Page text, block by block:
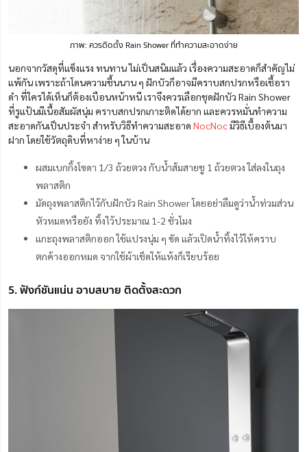
ภาพ: ควรติดตั้ง Rain Shower ที่ทำความสะอาดง่าย
นอกจากวัสดุที่แข็งแรง ทนทาน ไม่เป็นสนิมแล้ว เรื่องความสะอาดก็สำคัญไม่
แพ้กัน เพราะถ้าโดนความชื้นนาน ๆ ฝักบัวก็อาจมีคราบสกปรกหรือเชื้อรา
ดำ ที่ใครได้เห็นก็ต้องเบือนหน้าหนี เราจึงควรเลือกชุดฝักบัว Rain Shower
ที่รูแป้นมีเนื้อสัมผัสนุ่ม คราบสกปรกเกาะติดได้ยาก และควรหมั่นทำความ
สะอาดกันเป็นประจำ สำหรับวิธีทำความสะอาด NocNocมีวิธีเบื้องต้นมา
ฝาก โดยใช้วัตถุดิบที่หาง่าย ๆ ในบ้าน
ผสมเบกกิ้งโซดา 1/3 ถ้วยตวง กับน้ำส้มสายชู 1 ถ้วยตวง ใส่ลงในถุง
พลาสติก
มัดถุงพลาสติกไว้กับฝักบัว Rain Shower โดยอย่าลืมดูว่าน้ำท่วมส่วน
หัวหมดหรือยัง ทิ้งไว้ประมาณ 1-2 ชั่วโมง
แกะถุงพลาสติกออก ใช้แปรงนุ่ม ๆ ขัด แล้วเปิดน้ำทิ้งไว้ให้คราบ
ตกค้างออกหมด จากใช้ผ้าเช็ดให้แห้งก็เรียบร้อย
5. ฟังก์ชันแน่น อาบสบาย ติดตั้งสะดวก